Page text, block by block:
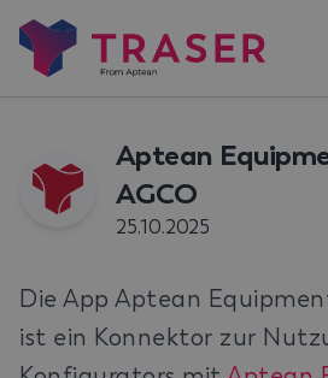
Aptean
AGCO
25.10.2025
Die App Aptean
ist ein Konnektor zur